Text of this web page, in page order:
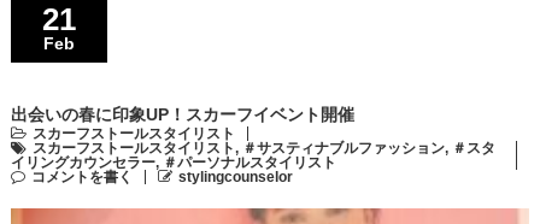
21
Feb
出会いの春に印象UP！スカーフイベント開催
スカーフストールスタイリスト
スカーフストールスタイリスト, ＃サスティナブルファッション, ＃スタ
イリングカウンセラー, ＃パーソナルスタイリスト
コメントを書く
stylingcounselor